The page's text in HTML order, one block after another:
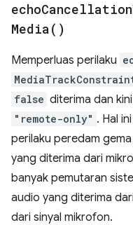
echoCancellation
Media( )
Memperluas perilaku
false diterima dan
"remote-only" . Hal
perilaku peredam
yang diterima dari
banyak pemutaran
audio yang diterima dari
dari sinyal mikrofon.